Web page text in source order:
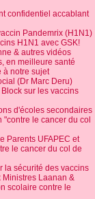
confidentiel accablant
Pandemrix (H1N1)
H1N1 avec GSK!
& autres vidéos
en meilleure santé
à notre sujet
(Dr Marc Deru)
sur les vaccins
d'écoles secondaires
le cancer du col
Parents UFAPEC et
le cancer du col de
la sécurité des vaccins
Ministres Laanan &
scolaire contre le